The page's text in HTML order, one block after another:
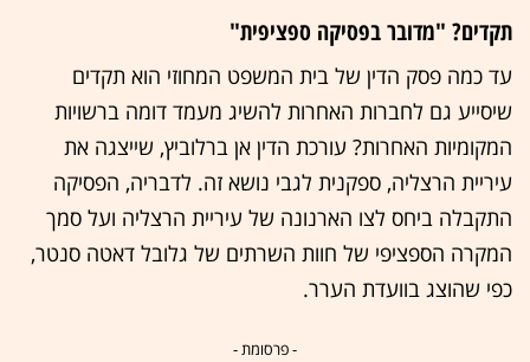
תקדים? "מדובר בפסיקה ספציפית"
עד כמה פסק הדין של בית המשפט המחוזי הוא תקדים
שיסייע גם לחברות האחרות להשיג מעמד דומה ברשויות
המקומיות האחרות? עורכת הדין אן ברלוביץ, שייצגה את
עיריית הרצליה, ספקנית לגבי נושא זה. לדבריה, הפסיקה
התקבלה ביחס לצו הארנונה של עיריית הרצליה ועל סמך
המקרה הספציפי של חוות השרתים של גלובל דאטה סנטר,
כפי שהוצג בוועדת הערר.
- פרסומת -